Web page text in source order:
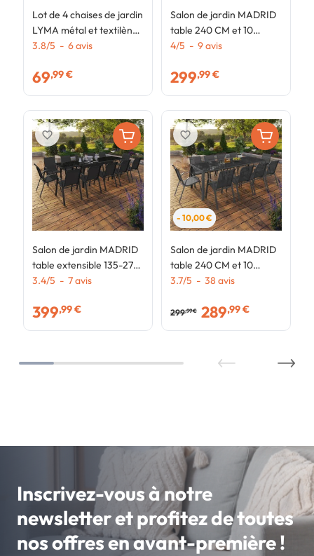
Lot de 4 chaises de jardin
LYMA métal et textilène
empilables terracotta et
3.8/5 - 6avis
69,99 €
Salon de jardin MADRID
table extensible 135-270
CM et 12 chaises
3.4/5 - 7avis
399,99 €
favorite_border
Salon de jardin MADRID
table 240 CM et 10
chaises empilables gris
4/5 - 9avis
299,99 €
- 10,00 €
Salon de jardin MADRID
table 240 CM et 10
chaises empilables gris
3.7/5 - 38 avis
299,99 € 289,99 €
favorite_border
Inscrivez-vous à notre
newsletter et profitez de toutes
nos offres en avant-première !